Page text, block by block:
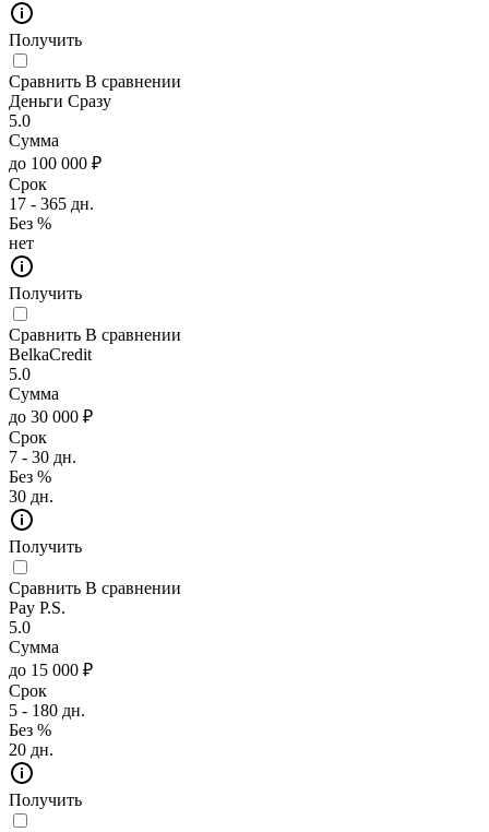
Получить
Сравнить В сравнении
Деньги Сразу
5.0
Сумма
до 100 000 ₽
Срок
17 - 365 дн.
Без %
нет
Получить
Сравнить В сравнении
BelkaCredit
5.0
Сумма
до 30 000 ₽
Срок
7 - 30 дн.
Без %
30 дн.
Получить
Сравнить В сравнении
Pay P.S.
5.0
Сумма
до 15 000 ₽
Срок
5 - 180 дн.
Без %
20 дн.
Получить